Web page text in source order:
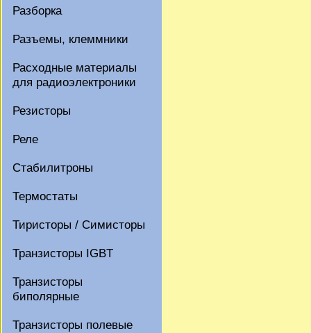
Разборка
Разъемы, клеммники
Расходные материалы
для радиоэлектроники
Резисторы
Реле
Стабилитроны
Термостаты
Тиристоры / Симисторы
Транзисторы IGBT
Транзисторы
биполярные
Транзисторы полевые